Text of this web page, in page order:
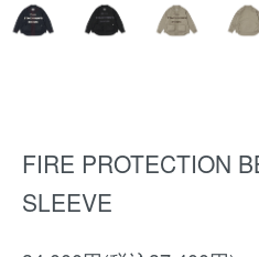
FIRE PROTECTION
SLEEVE